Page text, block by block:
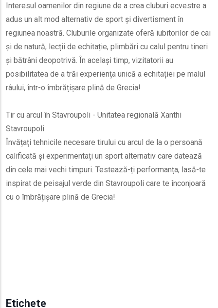
Interesul oamenilor din regiune de a crea cluburi ecvestre a
adus un alt mod alternativ de sport și divertisment în
regiunea noastră. Cluburile organizate oferă iubitorilor de cai
și de natură, lecții de echitație, plimbări cu calul pentru tineri
și bătrâni deopotrivă. În același timp, vizitatorii au
posibilitatea de a trăi experiența unică a echitației pe malul
râului, într-o îmbrățișare plină de Grecia!
Tir cu arcul în Stavroupoli - Unitatea regională Xanthi
Stavroupoli
Învățați tehnicile necesare tirului cu arcul de la o persoană
calificată și experimentați un sport alternativ care datează
din cele mai vechi timpuri. Testează-ți performanța, lasă-te
inspirat de peisajul verde din Stavroupoli care te înconjoară
cu o îmbrățișare plină de Grecia!
Etichete